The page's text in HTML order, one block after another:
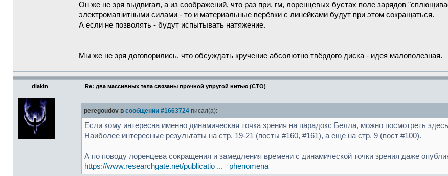
Он же не зря выдвигал, а из соображений, что раз при, гм, лоренцевых бустах поле зарядов
электромагнитными силами - то и материальные верёвки с линейками будут при этом сокращаться.
А если не позволять - будут испытывать натяжение.
Мы же не зря договорились, что обсуждать кручение абсолютно твёрдого диска - идея малополезная.
diakin Re: два массивных тела связаны прочной упругой нитью (СТО)
peregoudov в сообщении #1663724 писал(а):
Если кому интересна именно динамическая точка зрения на парадокс Белла, можно посмотреть
Наиболее интересные результаты на стр. 19-21 (посты #160, #161), а еще на стр. 9 (пост #100).
А по поводу лоренцева сокращения и замедления времени с динамической точки зрения даже
https://www.researchgate.net/publicatio ... _phenomena